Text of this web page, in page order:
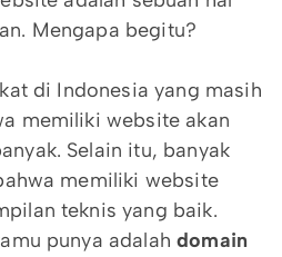
Mengapa begitu?
di Indonesia yang masih
memiliki website akan
Selain itu, banyak
memiliki website
teknis yang baik.
punya adalahdomain